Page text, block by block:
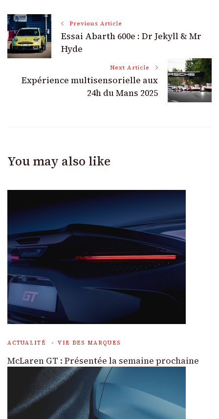
Post
Navigation
Previous Article
Essai Abarth 600e : Dr Jekyll & Mr
Hyde
Next Article
Expérience multisensorielle aux
24h du Mans 2025
You may also like
ACTUALITÉ VIE DES MARQUES
McLaren GT : Présentée la semaine prochaine